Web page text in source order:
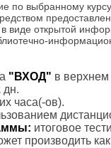
по выбранному
виде открытой
"ВХОД" в
дн.
часа(-ов).
итоговое
производить